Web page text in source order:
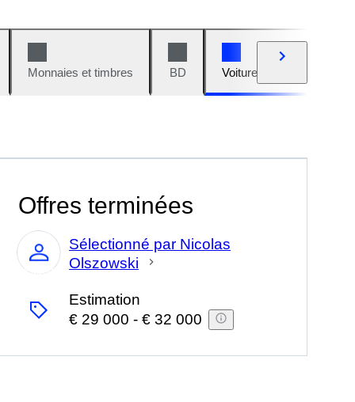
Monnaies et timbres BD Voitures et motos
Offres terminées
Expert
Sélectionné par Nicolas
Olszowski
Estimation
€ 29 000 - € 32 000